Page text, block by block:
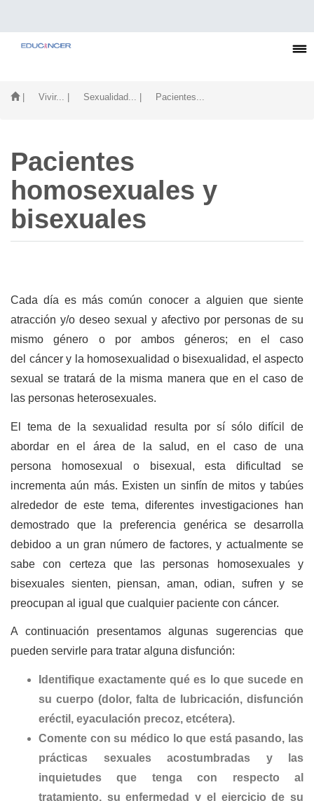
| Vivir... | Sexualidad... | Pacientes...
Pacientes
homosexuales y
bisexuales
Cada día es más común conocer a alguien que siente
atracción y/o deseo sexual y afectivo por personas de su
mismo género o por ambos géneros; en el caso
del cáncer y la homosexualidad o bisexualidad, el aspecto
sexual se tratará de la misma manera que en el caso de
las personas heterosexuales.
El tema de la sexualidad resulta por sí sólo difícil de
abordar en el área de la salud, en el caso de una
persona homosexual o bisexual, esta dificultad se
incrementa aún más. Existen un sinfín de mitos y tabúes
alrededor de este tema, diferentes investigaciones han
demostrado que la preferencia genérica se desarrolla
debidoo a un gran número de factores, y actualmente se
sabe con certeza que las personas homosexuales y
bisexuales sienten, piensan, aman, odian, sufren y se
preocupan al igual que cualquier paciente con cáncer.
A continuación presentamos algunas sugerencias que
pueden servirle para tratar alguna disfunción:
Identifique exactamente qué es lo que sucede en
su cuerpo (dolor, falta de lubricación, disfunción
eréctil, eyaculación precoz, etcétera).
Comente con su médico lo que está pasando, las
prácticas sexuales acostumbradas y las
inquietudes que tenga con respecto al
tratamiento, su enfermedad y el ejercicio de su